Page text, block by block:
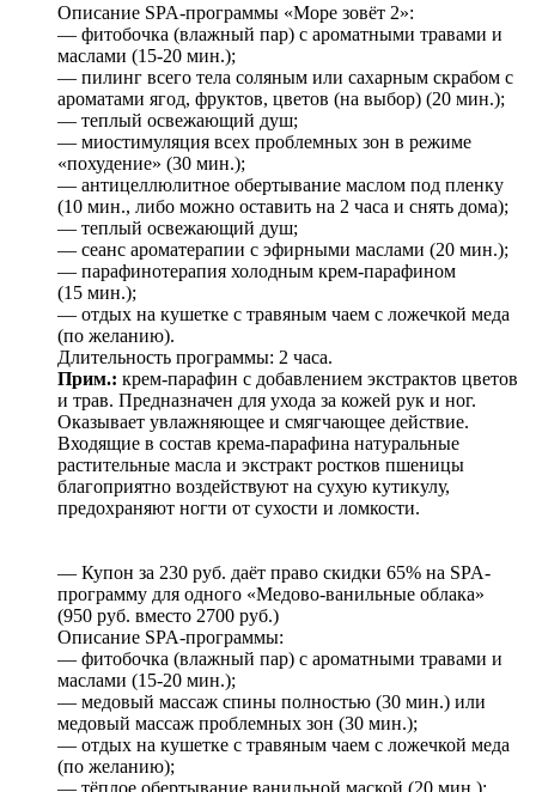
Описание SPA-программы «Море зовёт 2»:
— фитобочка (влажный пар) с ароматными травами и
маслами (15-20 мин.);
— пилинг всего тела соляным или сахарным скрабом с
ароматами ягод, фруктов, цветов (на выбор) (20 мин.);
— теплый освежающий душ;
— миостимуляция всех проблемных зон в режиме
«похудение» (30 мин.);
— антицеллюлитное обертывание маслом под пленку
(10 мин., либо можно оставить на 2 часа и снять дома);
— теплый освежающий душ;
— сеанс ароматерапии с эфирными маслами (20 мин.);
— парафинотерапия холодным крем-парафином
(15 мин.);
— отдых на кушетке с травяным чаем с ложечкой меда
(по желанию).
Длительность программы: 2 часа.
Прим.: крем-парафин с добавлением экстрактов цветов
и трав. Предназначен для ухода за кожей рук и ног.
Оказывает увлажняющее и смягчающее действие.
Входящие в состав крема-парафина натуральные
растительные масла и экстракт ростков пшеницы
благоприятно воздействуют на сухую кутикулу,
предохраняют ногти от сухости и ломкости.
— Купон за 230 руб. даёт право скидки 65% на SPA-
программу для одного «Медово-ванильные облака»
(950 руб. вместо 2700 руб.)
Описание SPA-программы:
— фитобочка (влажный пар) с ароматными травами и
маслами (15-20 мин.);
— медовый массаж спины полностью (30 мин.) или
медовый массаж проблемных зон (30 мин.);
— отдых на кушетке с травяным чаем с ложечкой меда
(по желанию);
— тёплое обертывание ванильной маской (20 мин.);